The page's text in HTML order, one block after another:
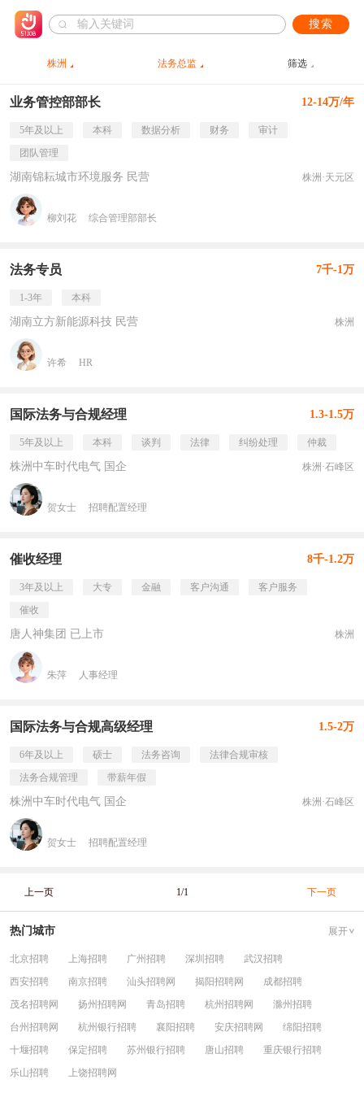
搜索
株洲 法务总监 筛选
业务管控部部长 12-14万/年
5年及以上 本科 数据分析 财务
审计
团队管理
湖南锦耘城市环境服务 民营 株洲·天元区
柳刘花 综合管理部部长
法务专员 7千-1万
1-3年 本科
湖南立方新能源科技 民营 株洲
许希 HR
国际法务与合规经理 1.3-1.5万
5年及以上 本科 谈判 法律 纠纷处理 仲裁
株洲中车时代电气 国企 株洲·石峰区
贺女士 招聘配置经理
催收经理 8千-1.2万
3年及以上 大专 金融 客户沟通
客户服务
催收
唐人神集团 已上市 株洲
朱萍 人事经理
国际法务与合规高级经理 1.5-2万
6年及以上 硕士 法务咨询
法律合规审核
法务合规管理
带薪年假
株洲中车时代电气 国企 株洲·石峰区
贺女士 招聘配置经理
上一页 1/1 下一页
热门城市 展开
北京招聘 上海招聘 广州招聘 深圳招聘
武汉招聘
西安招聘
南京招聘 汕头招聘网 揭阳招聘网
成都招聘
茂名招聘网
扬州招聘网 青岛招聘 杭州招聘网
滁州招聘
台州招聘网
杭州银行招聘 襄阳招聘 安庆招聘网
绵阳招聘
十堰招聘
保定招聘 苏州银行招聘 唐山招聘
重庆银行招聘
乐山招聘
上饶招聘网